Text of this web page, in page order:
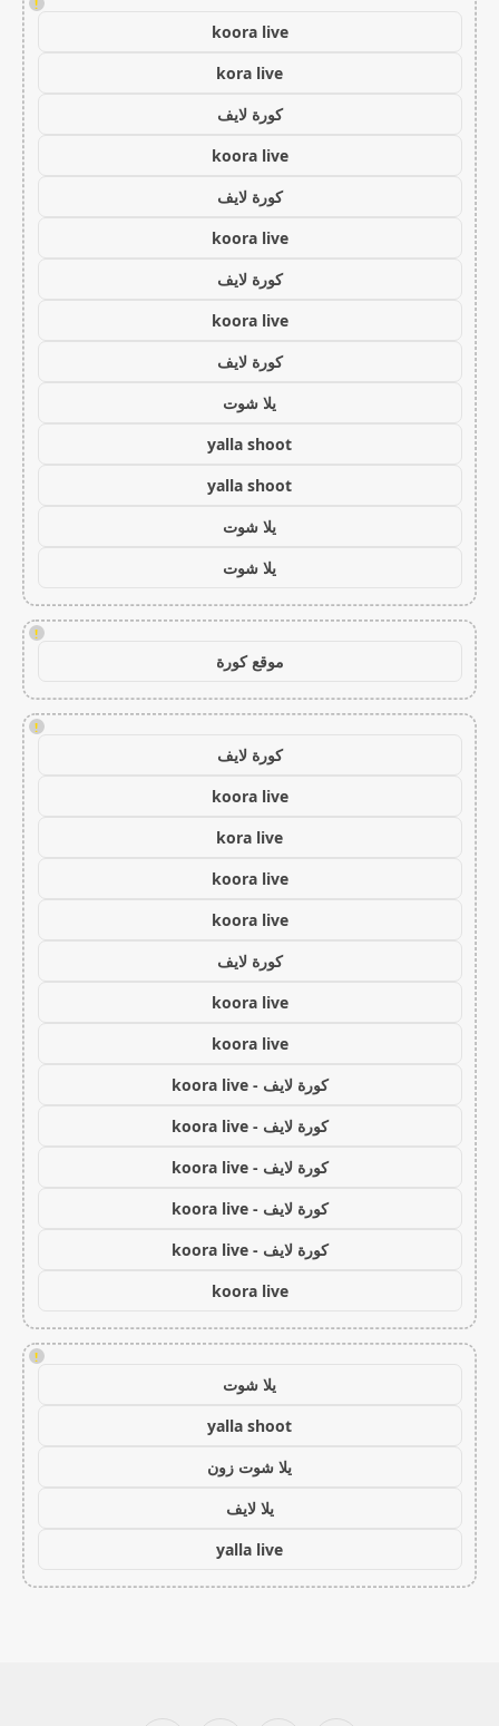
!
koora live
kora live
كورة لايف
koora live
كورة لايف
koora live
كورة لايف
koora live
كورة لايف
يلا شوت
yalla shoot
yalla shoot
يلا شوت
يلا شوت
!
موقع كورة
!
كورة لايف
koora live
kora live
koora live
koora live
كورة لايف
koora live
koora live
كورة لايف - koora live
كورة لايف - koora live
كورة لايف - koora live
كورة لايف - koora live
كورة لايف - koora live
koora live
!
يلا شوت
yalla shoot
يلا شوت زون
يلا لايف
yalla live